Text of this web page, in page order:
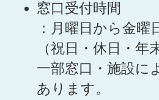
窓口受付時間
：月曜日から金
（祝日・休日・年
一部窓口・施設に
あります。